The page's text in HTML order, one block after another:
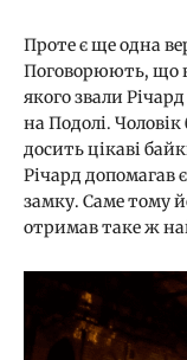
Проте є ще одна
Поговорюють, що
якого звали
на Подолі.
досить цікаві
Річард допомагав
замку. Саме тому
отримав таке ж